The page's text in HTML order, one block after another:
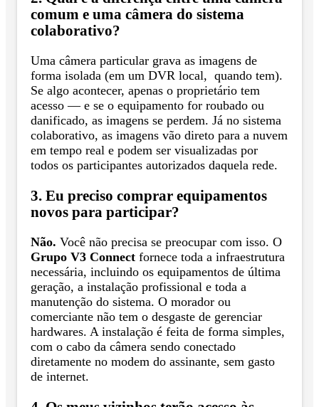
comum e uma câmera do sistema
colaborativo?
Uma câmera particular grava as imagens de
forma isolada (em um DVR local, quando tem).
Se algo acontecer, apenas o proprietário tem
acesso — e se o equipamento for roubado ou
danificado, as imagens se perdem. Já no sistema
colaborativo, as imagens vão direto para a nuvem
em tempo real e podem ser visualizadas por
todos os participantes autorizados daquela rede.
3. Eu preciso comprar equipamentos
novos para participar?
Não. Você não precisa se preocupar com isso. O
Grupo V3 Connect fornece toda a infraestrutura
necessária, incluindo os equipamentos de última
geração, a instalação profissional e toda a
manutenção do sistema. O morador ou
comerciante não tem o desgaste de gerenciar
hardwares. A instalação é feita de forma simples,
com o cabo da câmera sendo conectado
diretamente no modem do assinante, sem gasto
de internet.